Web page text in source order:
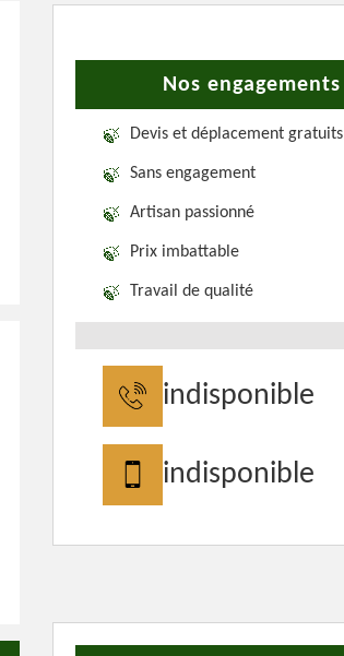
Nos engagements
Devis et déplacement gratuits
Sans engagement
Artisan passionné
Prix imbattable
Travail de qualité
indisponible
indisponible